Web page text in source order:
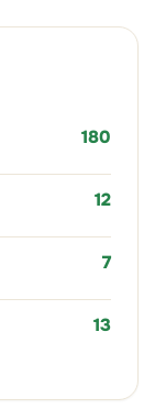
180
12
7
13